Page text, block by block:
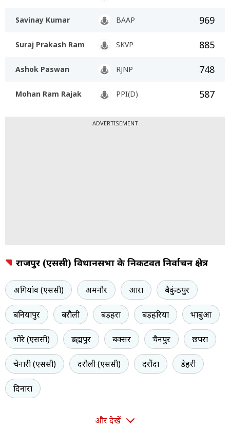
Savinay Kumar BAAP 969
Suraj Prakash Ram SKVP 885
Ashok Paswan RJNP 748
Mohan Ram Rajak PPI(D) 587
ADVERTISEMENT
राजपुर (एससी) विधानसभा के निकटवर्ती निर्वाचन क्षेत्र
अगियांव (एससी) अमनौर आरा बैकुंठपुर
बनियापुर बरौली बड़हरा बड़हरिया भाबुआ
भोरे (एससी) ब्रह्मपुर बक्सर चैनपुर छपरा
चेनारी (एससी) दरौली (एससी) दरौंदा डेहरी
दिनारा
और देखें